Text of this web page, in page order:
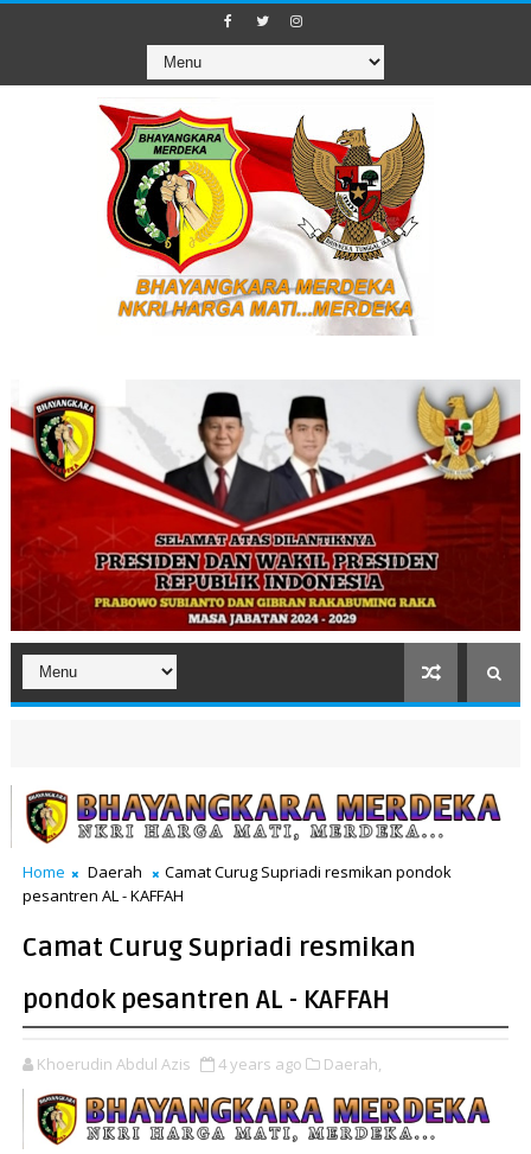
Home Daerah
Camat Curug Supriadi resmikan pondok
pesantren AL - KAFFAH
Camat Curug Supriadi resmikan
pondok pesantren AL - KAFFAH
Khoerudin Abdul Azis 4 years ago Daerah,